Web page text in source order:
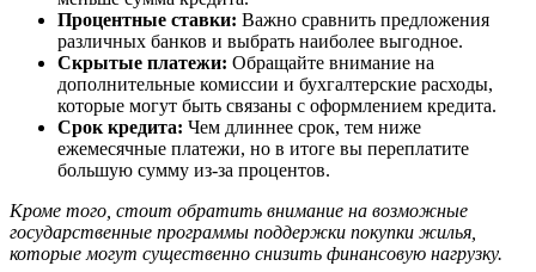
Процентные ставки: Важно сравнить предложения
различных банков и выбрать наиболее выгодное.
Скрытые платежи: Обращайте внимание на
дополнительные комиссии и бухгалтерские расходы,
которые могут быть связаны с оформлением кредита.
Срок кредита: Чем длиннее срок, тем ниже
ежемесячные платежи, но в итоге вы переплатите
большую сумму из-за процентов.
Кроме того, стоит обратить внимание на возможные
государственные программы поддержки покупки жилья,
которые могут существенно снизить финансовую нагрузку.